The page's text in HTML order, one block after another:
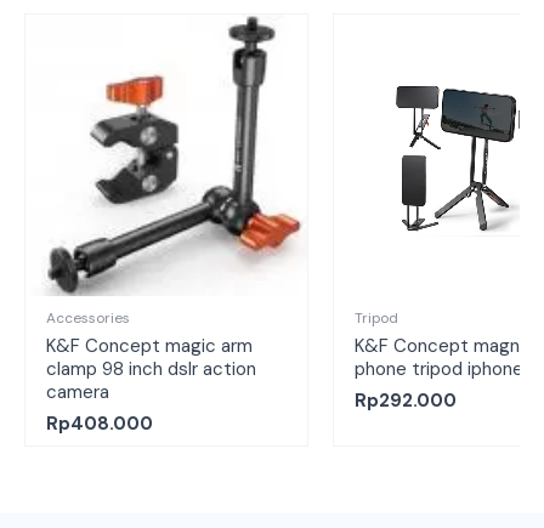
Accessories
K&F Concept magic arm
clamp 98 inch dslr action
camera
Rp408.000
Tripod
K&F Concept
phone tripod iphone
Rp292.000